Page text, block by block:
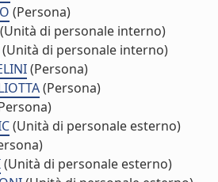
(Persona)
(Unità di personale interno)
(Unità di personale interno)
(Persona)
(Persona)
(Unità di personale esterno)
(Unità di personale esterno)